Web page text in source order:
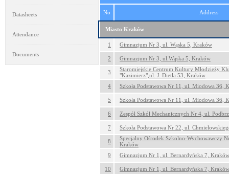
Datasheets
Attendance
Documents
No Address
Miasto Kraków
1 Gimnazjum Nr 3, ul. Wąska 5, Kraków
2 Gimnazjum Nr 3, ul.Wąska 5, Kraków
3
Staromiejskie Centrum Kultury Młodzieży
"Kazimierz",ul. J. Dietla 53, Kraków
4
Szkoła Podstawowa Nr 11, ul. Miodowa 36,
5 Szkoła Podstawowa Nr 11, ul. Miodowa 36,
6 Zespół Szkół Mechanicznych Nr 4, ul.
7 Szkoła Podstawowa Nr 22, ul.
8
Specjalny Ośrodek Szkolno-Wychowawczy
Kraków
9
Gimnazjum Nr 1, ul. Bernardyńska 7, Kraków
10 Gimnazjum Nr 1, ul. Bernardyńska 7, Kraków